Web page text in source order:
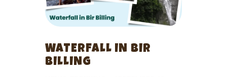
WATERFALL IN BIR
BILLING